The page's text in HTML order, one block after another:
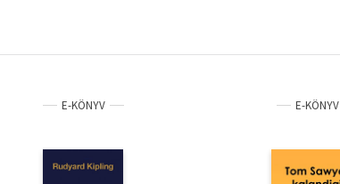
E-KÖNYV E-KÖNYV